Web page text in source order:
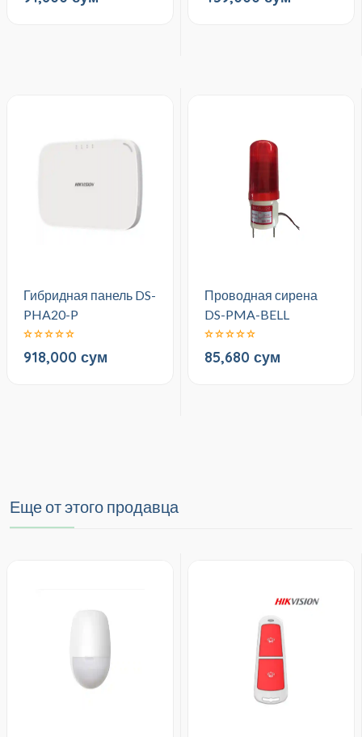
Гибридная панель DS-
PHA20-P
918,000 сум
Проводная сирена
DS-PMA-BELL
85,680 сум
Еще от этого продавца